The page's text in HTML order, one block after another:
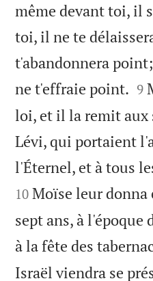
même devant toi, il
toi, il ne te
t'abandonnera
ne t'effraie point. 

9
loi, et il la remit aux
Lévi, qui portaient
l'Éternel, et à tous
10 Moïse leur donna
sept ans, à l'époque
à la fête des
Israël viendra se